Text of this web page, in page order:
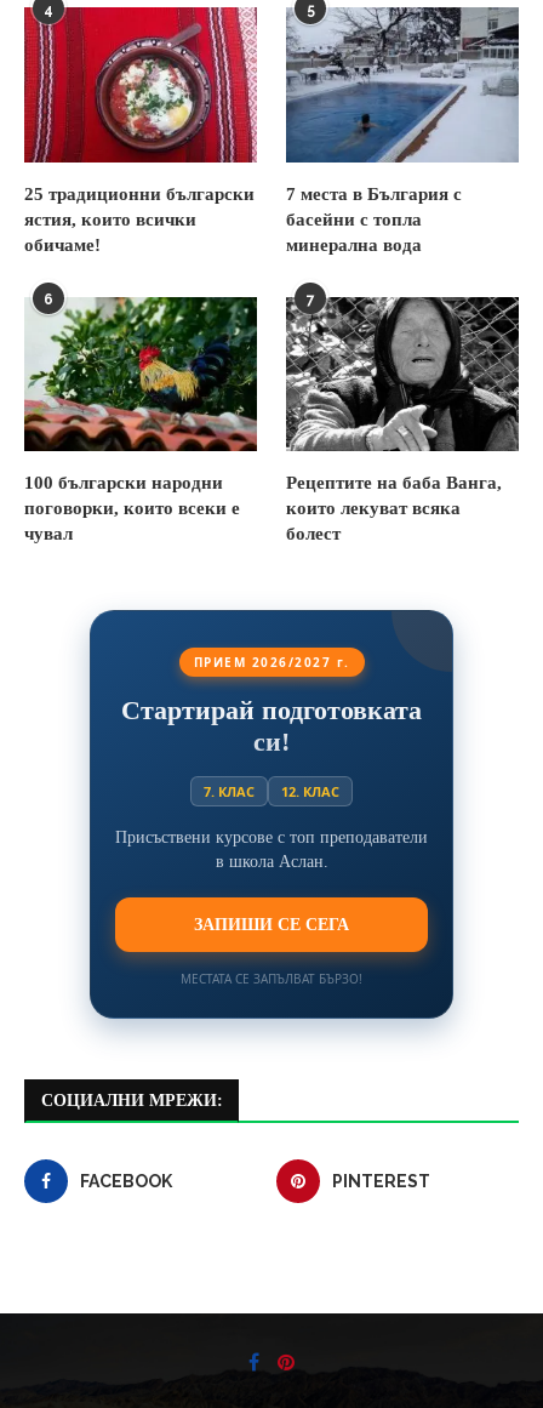
4
25 традиционни български
ястия, които всички
обичаме!
5
7 места в България с
басейни с топла
минерална вода
6
100 български народни
поговорки, които всеки е
чувал
7
Рецептите на баба Ванга,
които лекуват всяка
болест
ПРИЕМ 2026/2027 г.
Стартирай подготовката
си!
7. КЛАС 12. КЛАС
Присъствени курсове с топ преподаватели
в школа Аслан.
ЗАПИШИ СЕ СЕГА
МЕСТАТА СЕ ЗАПЪЛВАТ БЪРЗО!
СОЦИАЛНИ МРЕЖИ:
FACEBOOK PINTEREST